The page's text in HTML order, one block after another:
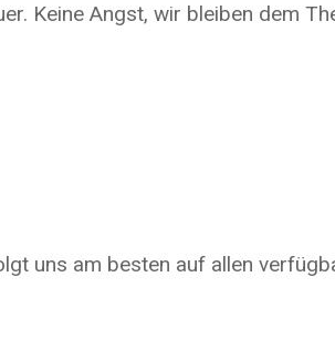
Keine Angst, wir bleiben dem
uns am besten auf allen